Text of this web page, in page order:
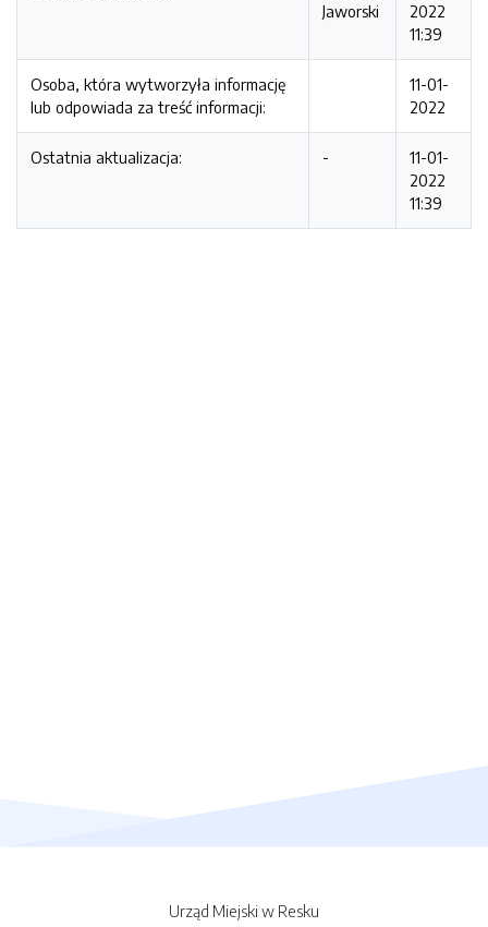
Jaworski
2022
11:39
Osoba, która wytworzyła informację
lub odpowiada za treść informacji:
11-01-
2022
Ostatnia aktualizacja: -
11-01-
2022
11:39
Urząd Miejski w Resku